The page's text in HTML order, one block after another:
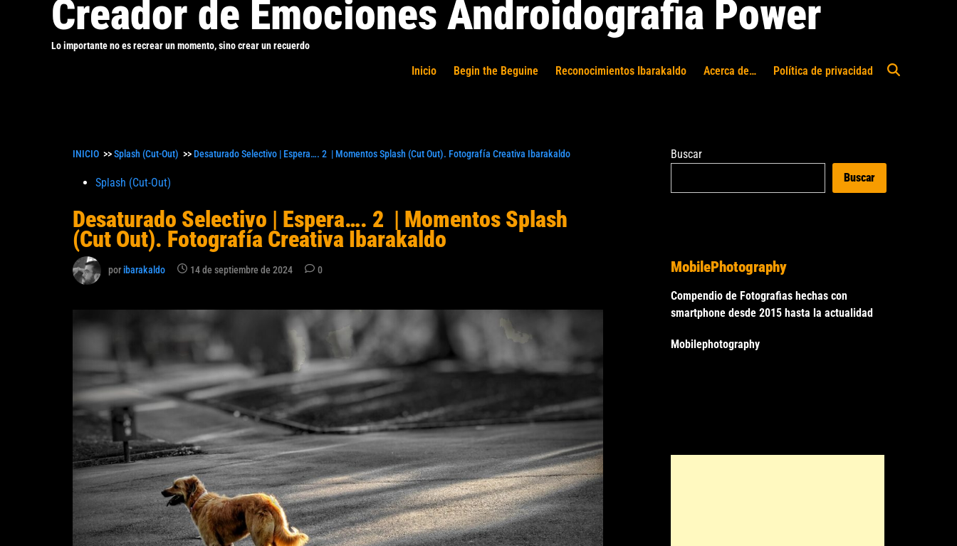
Creador de Emociones Androidografia Power
Lo importante no es recrear un momento, sino crear un recuerdo
Inicio Begin the Beguine Reconocimientos Ibarakaldo Acerca de… Política de privacidad
Abrir
INICIO >>Splash (Cut-Out) >> Desaturado Selectivo | Espera…. 2 | Momentos Splash (Cut Out). Fotografía Creativa Ibarakaldo
Publicado
Splash (Cut-Out)
Desaturado Selectivo | Espera…. 2 | Momentos Splash
(Cut Out). Fotografía Creativa Ibarakaldo
poribarakaldo 14 de septiembre de 2024 0
Buscar
Buscar
MobilePhotography
Compendio de Fotografias hechas con
smartphone desde 2015 hasta la actualidad
Mobilephotography